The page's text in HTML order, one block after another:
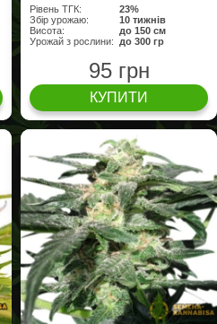
Рівень ТГК:
23%
Збір урожаю:
10 тижнів
Висота:
до 150 см
Урожай з рослини:
до 300 гр
95 грн
КУПИТИ